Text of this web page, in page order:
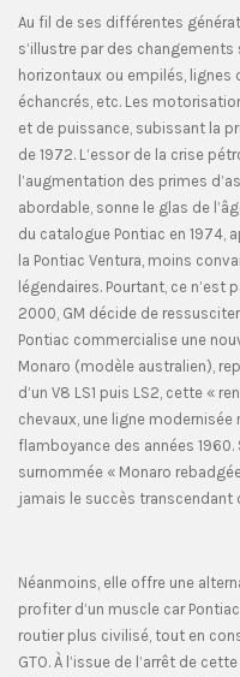
Au fil de ses différentes
s’illustre par des
horizontaux ou empilés,
échancrés, etc. Les
et de puissance, subissant la
de 1972. L’essor de la crise
l’augmentation des primes
abordable, sonne le glas de
du catalogue Pontiac en 1974,
la Pontiac Ventura, moins
légendaires. Pourtant, ce n’est
2000, GM décide de
Pontiac commercialise une
Monaro (modèle australien),
d’un V8 LS1 puis LS2, cette «
chevaux, une ligne
flamboyance des années
surnommée « Monaro
jamais le succès transcendant
Néanmoins, elle offre une
profiter d’un muscle car
routier plus civilisé, tout en
GTO. À l’issue de l’arrêt de